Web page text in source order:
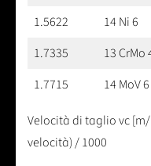
1.5622
14 Ni 6
1.7335
13 CrMo
1.7715
14 MoV
Velocità di taglio vc
velocità) / 1000